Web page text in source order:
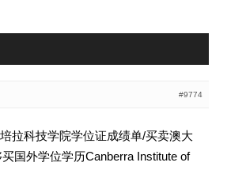
#9774
拉科技学院学位证成绩单/买卖澳大
国外学位学历Canberra Institute of